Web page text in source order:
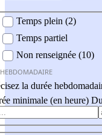
Temps plein (2)
Temps partiel
Non renseignée (10)
la durée
minimale (en heure)